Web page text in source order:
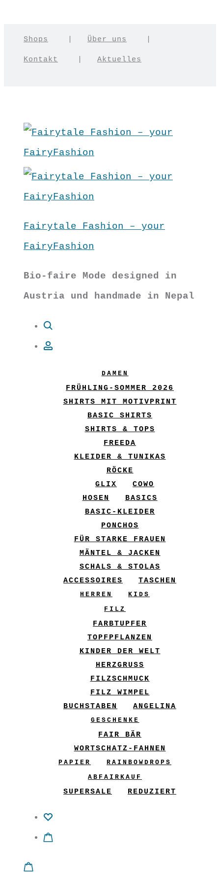
Shops Über uns
Kontakt Aktuelles
Fairytale Fashion – your
FairyFashion
Bio-faire Mode designed in
Austria und handmade in Nepal
DAMEN
FRÜHLING-SOMMER 2026
SHIRTS MIT MOTIVPRINT
BASIC SHIRTS
SHIRTS & TOPS
FREEDA
KLEIDER & TUNIKAS
RÖCKE
GLIX
COWO
HOSEN
BASICS
BASIC-KLEIDER
PONCHOS
FÜR STARKE FRAUEN
MÄNTEL & JACKEN
SCHALS & STOLAS
ACCESSOIRES
TASCHEN
HERREN
KIDS
FILZ
FARBTUPFER
TOPFPFLANZEN
KINDER DER WELT
HERZGRUSS
FILZSCHMUCK
FILZ WIMPEL
BUCHSTABEN
ANGELINA
GESCHENKE
FAIR BÄR
WORTSCHATZ-FAHNEN
PAPIER
RAINBOWDROPS
ABFAIRKAUF
SUPERSALE REDUZIERT